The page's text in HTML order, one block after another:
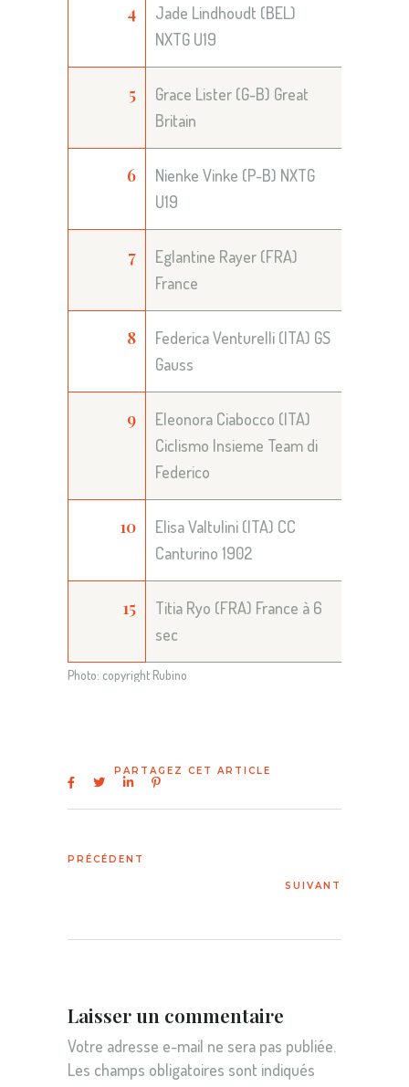
4
Jade Lindhoudt (BEL)
NXTG U19
5
Grace Lister (G-B) Great
Britain
6
Nienke Vinke (P-B) NXTG
U19
7
Eglantine Rayer (FRA)
France
8
Federica Venturelli (ITA) GS
Gauss
9
Eleonora Ciabocco (ITA)
Ciclismo Insieme Team di
Federico
10
Elisa Valtulini (ITA) CC
Canturino 1902
15
Titia Ryo (FRA) France à 6
sec
Photo: copyright Rubino
Laisser un commentaire
Votre adresse e-mail ne sera pas publiée.
Les champs obligatoires sont indiqués